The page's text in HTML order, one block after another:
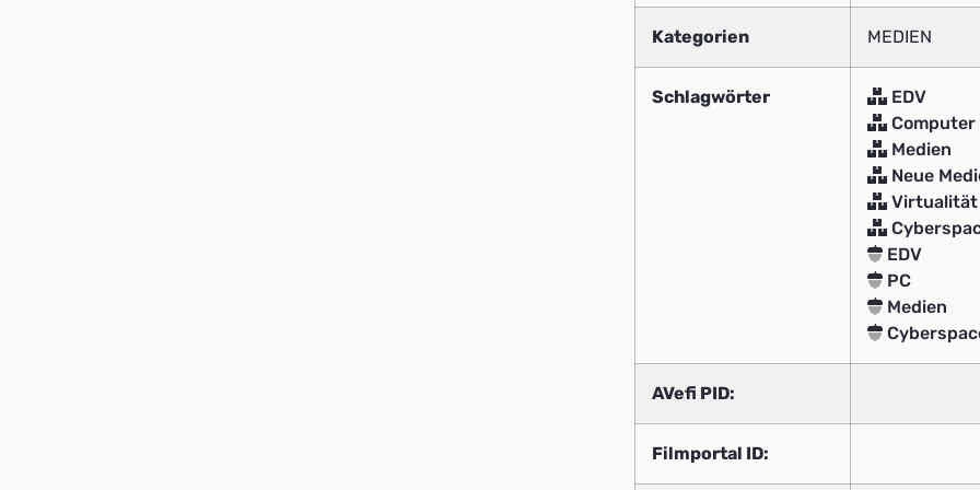
Kategorien MEDIEN
Schlagwörter
EDV
Computer
Medien
Neue
Virtualität
EDV
PC
Medien
AVefi PID:
Filmportal ID: